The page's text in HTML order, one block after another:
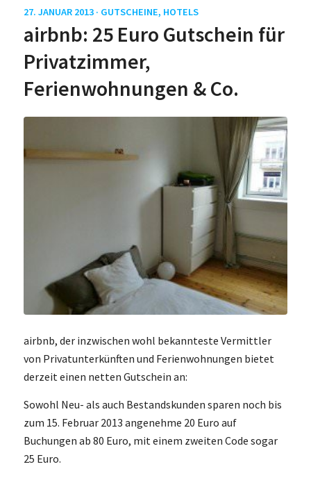
27. JANUAR 2013 · GUTSCHEINE, HOTELS
airbnb: 25 Euro Gutschein für
Privatzimmer,
Ferienwohnungen & Co.
airbnb, der inzwischen wohl bekannteste Vermittler
von Privatunterkünften und Ferienwohnungen bietet
derzeit einen netten Gutschein an:
Sowohl Neu- als auch Bestandskunden sparen noch bis
zum 15. Februar 2013 angenehme 20 Euro auf
Buchungen ab 80 Euro, mit einem zweiten Code sogar
25 Euro.